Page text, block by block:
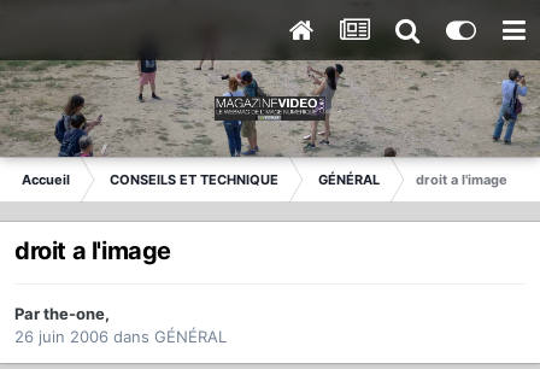
Accueil CONSEILS ET TECHNIQUE GÉNÉRAL droit a l'image
droit a l'image
Parthe-one,
26 juin 2006 dans GÉNÉRAL